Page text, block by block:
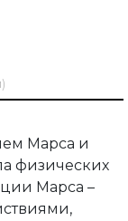
Марса и
физических
Марса –